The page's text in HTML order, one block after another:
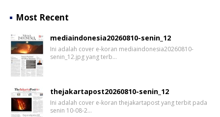
Most Recent
mediaindonesia20260810-senin_12
Ini adalah cover e-koran mediaindonesia20260810-
senin_12.jpg yang terb…
thejakartapost20260810-senin_12
Ini adalah cover e-koran thejakartapost yang terbit pada
senin 10-08-2…